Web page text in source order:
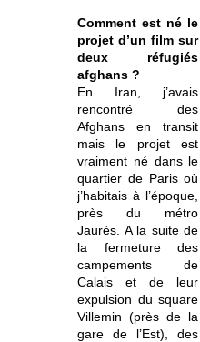
Comment est né le
projet d’un film sur
deux réfugiés
afghans ?
En Iran, j’avais
rencontré des
Afghans en transit
mais le projet est
vraiment né dans le
quartier de Paris où
j’habitais à l’époque,
près du métro
Jaurès. A la suite de
la fermeture des
campements de
Calais et de leur
expulsion du square
Villemin (près de la
gare de l’Est), des